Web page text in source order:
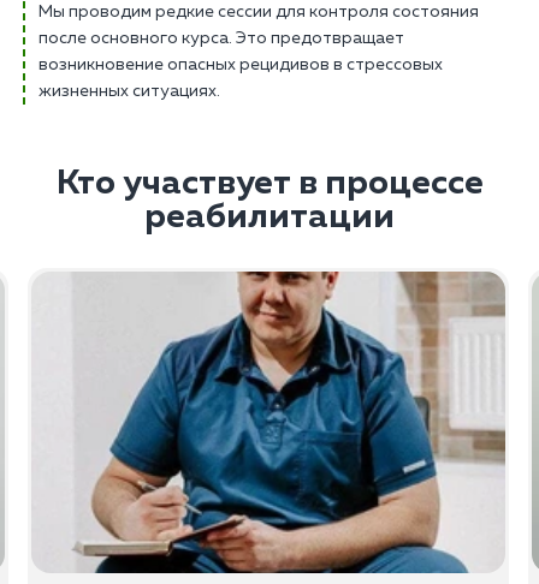
Мы проводим редкие сессии для контроля состояния
после основного курса. Это предотвращает
возникновение опасных рецидивов в стрессовых
жизненных ситуациях.
Кто участвует в процессе
реабилитации